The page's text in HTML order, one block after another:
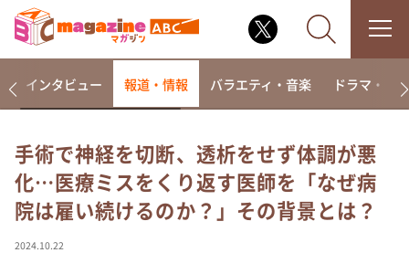
なるみ・岡村の過ぎるTV
相席食堂
これ余談なんですけど・・・
インタビュー 報道・情報 バラエティ・音楽 ドラマ・映画
手術で神経を切断、透析をせず体調が悪
化…医療ミスをくり返す医師を「なぜ病
院は雇い続けるのか？」その背景とは？
2024.10.22